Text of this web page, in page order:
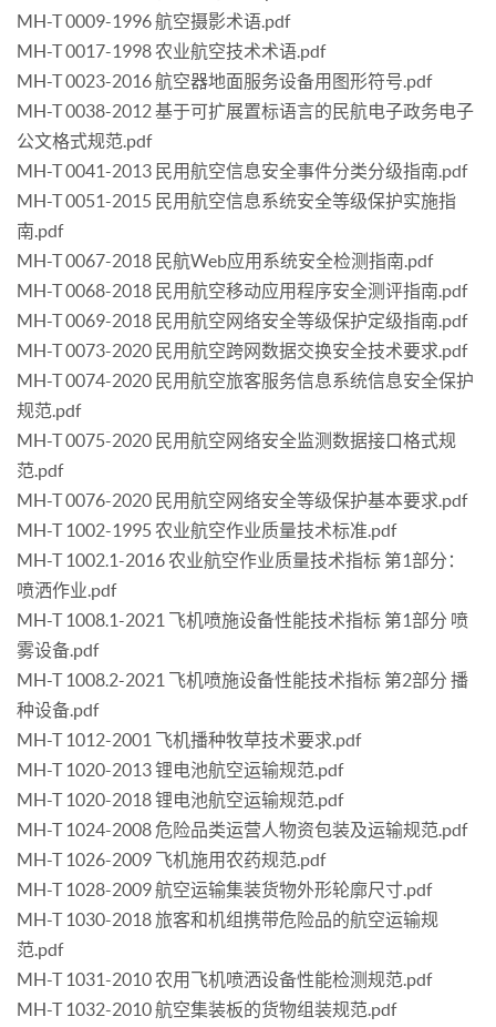
MH-T 0009-1996 航空摄影术语.pdf
MH-T 0017-1998 农业航空技术术语.pdf
MH-T 0023-2016 航空器地面服务设备用图形符号.pdf
MH-T 0038-2012 基于可扩展置标语言的民航电子政务电子
公文格式规范.pdf
MH-T 0041-2013 民用航空信息安全事件分类分级指南.pdf
MH-T 0051-2015 民用航空信息系统安全等级保护实施指
南.pdf
MH-T 0067-2018 民航Web应用系统安全检测指南.pdf
MH-T 0068-2018 民用航空移动应用程序安全测评指南.pdf
MH-T 0069-2018 民用航空网络安全等级保护定级指南.pdf
MH-T 0073-2020 民用航空跨网数据交换安全技术要求.pdf
MH-T 0074-2020 民用航空旅客服务信息系统信息安全保护
规范.pdf
MH-T 0075-2020 民用航空网络安全监测数据接口格式规
范.pdf
MH-T 0076-2020 民用航空网络安全等级保护基本要求.pdf
MH-T 1002-1995 农业航空作业质量技术标准.pdf
MH-T 1002.1-2016 农业航空作业质量技术指标 第1部分：
喷洒作业.pdf
MH-T 1008.1-2021 飞机喷施设备性能技术指标 第1部分 喷
雾设备.pdf
MH-T 1008.2-2021 飞机喷施设备性能技术指标 第2部分 播
种设备.pdf
MH-T 1012-2001 飞机播种牧草技术要求.pdf
MH-T 1020-2013 锂电池航空运输规范.pdf
MH-T 1020-2018 锂电池航空运输规范.pdf
MH-T 1024-2008 危险品类运营人物资包装及运输规范.pdf
MH-T 1026-2009 飞机施用农药规范.pdf
MH-T 1028-2009 航空运输集装货物外形轮廓尺寸.pdf
MH-T 1030-2018 旅客和机组携带危险品的航空运输规
范.pdf
MH-T 1031-2010 农用飞机喷洒设备性能检测规范.pdf
MH-T 1032-2010 航空集装板的货物组装规范.pdf